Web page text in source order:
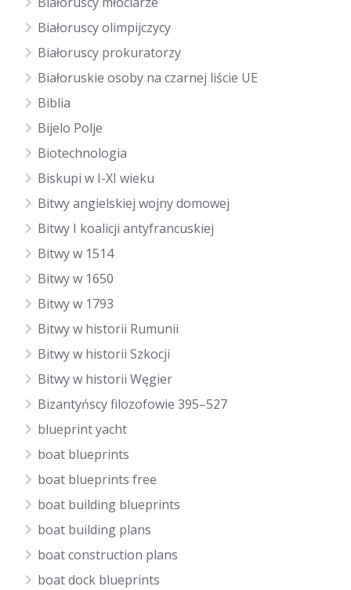
Białoruscy olimpijczycy
Białoruscy prokuratorzy
Białoruskie osoby na czarnej liście UE
Biblia
Bijelo Polje
Biotechnologia
Biskupi w I-XI wieku
Bitwy angielskiej wojny domowej
Bitwy I koalicji antyfrancuskiej
Bitwy w 1514
Bitwy w 1650
Bitwy w 1793
Bitwy w historii Rumunii
Bitwy w historii Szkocji
Bitwy w historii Węgier
Bizantyńscy filozofowie 395–527
blueprint yacht
boat blueprints
boat blueprints free
boat building blueprints
boat building plans
boat construction plans
boat dock blueprints